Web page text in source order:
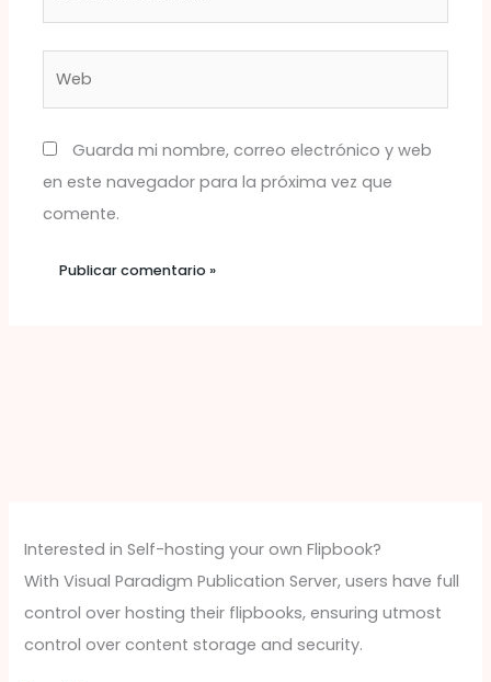
Guarda mi nombre, correo electrónico y web
en este navegador para la próxima vez que
comente.
Interested in Self-hosting your own Flipbook?
With Visual Paradigm Publication Server, users have full
control over hosting their flipbooks, ensuring utmost
control over content storage and security.